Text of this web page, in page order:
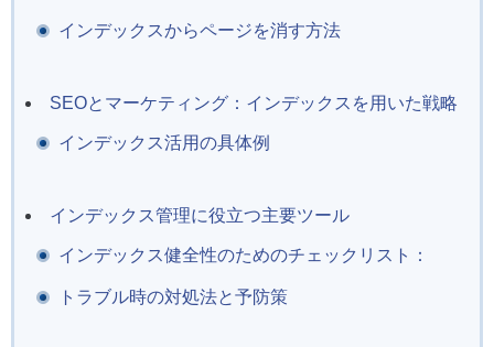
インデックスからページを消す方法
SEOとマーケティング：インデックスを用いた戦略
インデックス活用の具体例
インデックス管理に役立つ主要ツール
インデックス健全性のためのチェックリスト：
トラブル時の対処法と予防策